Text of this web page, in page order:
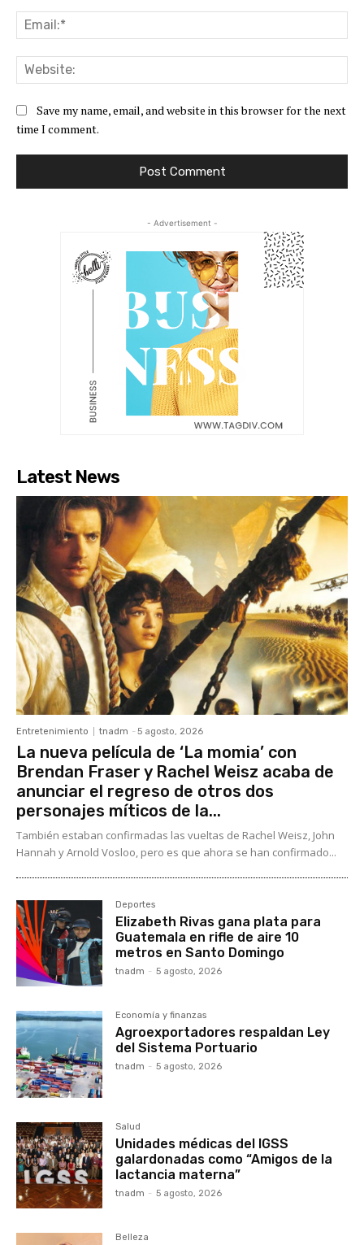
Save my name, email, and website in this browser for the next
time I comment.
- Advertisement -
Latest News
Entretenimiento tnadm - 5 agosto, 2026
La nueva película de ‘La momia’ con
Brendan Fraser y Rachel Weisz acaba de
anunciar el regreso de otros dos
personajes míticos de la...
También estaban confirmadas las vueltas de Rachel Weisz, John
Hannah y Arnold Vosloo, pero es que ahora se han confirmado...
Deportes
Elizabeth Rivas gana plata para
Guatemala en rifle de aire 10
metros en Santo Domingo
tnadm - 5 agosto, 2026
Economía y finanzas
Agroexportadores respaldan Ley
del Sistema Portuario
tnadm - 5 agosto, 2026
Salud
Unidades médicas del IGSS
galardonadas como “Amigos de la
lactancia materna”
tnadm - 5 agosto, 2026
Belleza